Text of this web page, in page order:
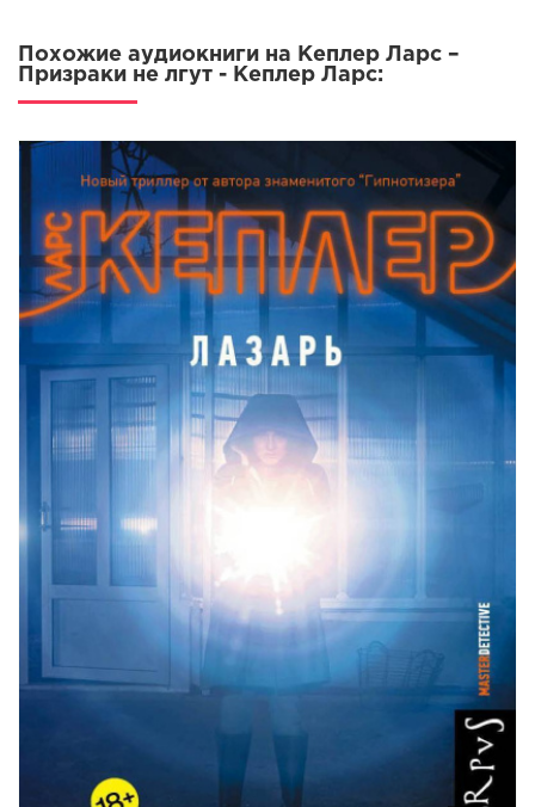
017_Prizraki_ne_lgut
018_Prizraki_ne_lgut
019_Prizraki_ne_lgut
020_Prizraki_ne_lgut
021_Prizraki_ne_lgut
022_Prizraki_ne_lgut
023_Prizraki_ne_lgut
024_Prizraki_ne_lgut
025_Prizraki_ne_lgut
026_Prizraki_ne_lgut
027_Prizraki_ne_lgut
029_Prizraki_ne_lgut
031_Prizraki_ne_lgut
032_Prizraki_ne_lgut
033_Prizraki_ne_lgut
036_Prizraki_ne_lgut
Похожие аудиокниги на Кеплер Ларс –
Призраки не лгут - Кеплер Ларс: